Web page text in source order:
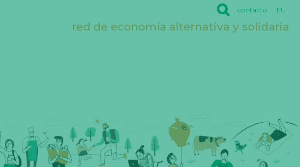
contacto EU
red de economía alternativa y solidaria